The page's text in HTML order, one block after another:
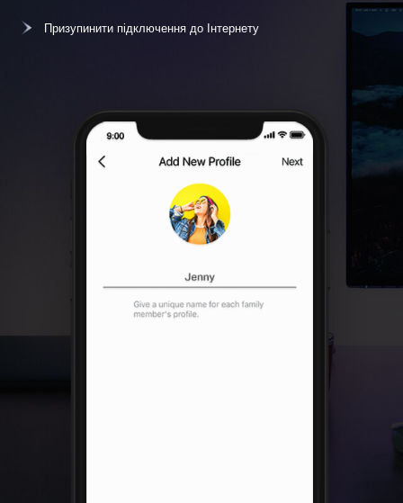
Призупинити підключення до Інтернету